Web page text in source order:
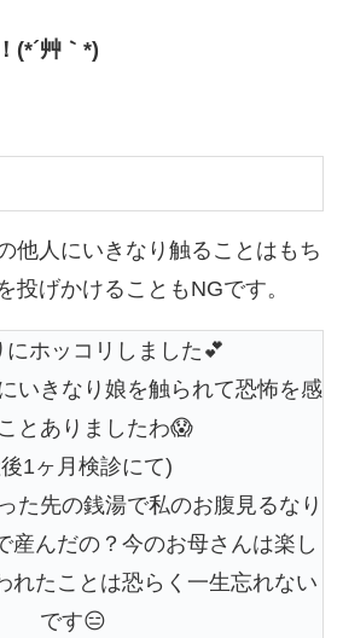
(*´艸｀*)
他人にいきなり触ることはもち
投げかけることもNGです。
にホッコリしました💕
きなり娘を触られて恐怖を感
とありましたわ😱
1ヶ月検診にて)
た先の銭湯で私のお腹見るなり
産んだの？今のお母さんは楽し
れたことは恐らく一生忘れない
です😑